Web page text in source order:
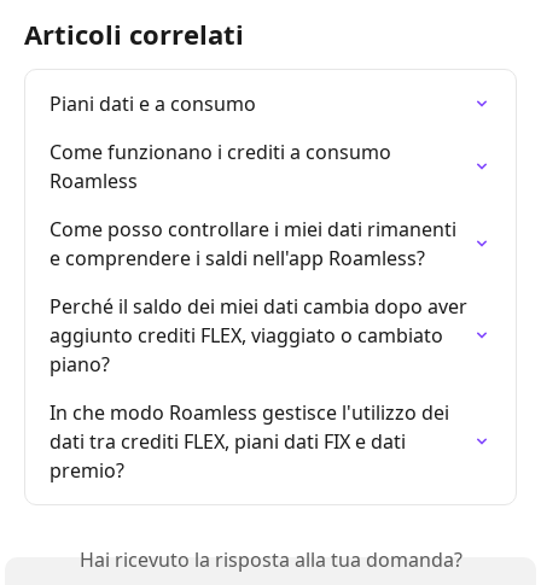
Articoli correlati
Piani dati e a consumo
Come funzionano i crediti a consumo
Roamless
Come posso controllare i miei dati rimanenti
e comprendere i saldi nell'app Roamless?
Perché il saldo dei miei dati cambia dopo aver
aggiunto crediti FLEX, viaggiato o cambiato
piano?
In che modo Roamless gestisce l'utilizzo dei
dati tra crediti FLEX, piani dati FIX e dati
premio?
Hai ricevuto la risposta alla tua domanda?